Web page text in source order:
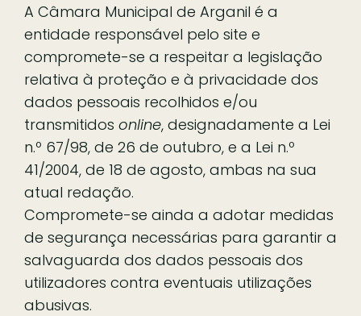
A Câmara Municipal de Arganil é a
entidade responsável pelo site e
compromete-se a respeitar a legislação
relativa à proteção e à privacidade dos
dados pessoais recolhidos e/ou
transmitidos online, designadamente a Lei
n.º 67/98, de 26 de outubro, e a Lei n.º
41/2004, de 18 de agosto, ambas na sua
atual redação.
Compromete-se ainda a adotar medidas
de segurança necessárias para garantir a
salvaguarda dos dados pessoais dos
utilizadores contra eventuais utilizações
abusivas.